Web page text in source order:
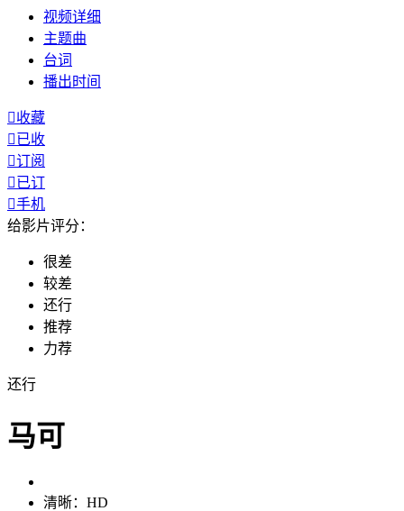
视频详细
主题曲
台词
播出时间
收藏
已收
订阅
已订
手机
给影片评分：
很差
较差
还行
推荐
力荐
还行
马可
清晰： HD